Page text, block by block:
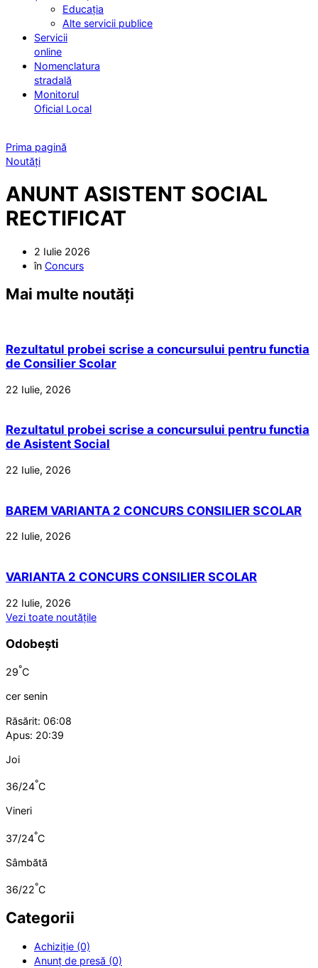
Educația
Alte servicii publice
Servicii
online
Nomenclatura
stradală
Monitorul
Oficial Local
Prima pagină
Noutăți
ANUNT ASISTENT SOCIAL
RECTIFICAT
2 Iulie 2026
în Concurs
Mai multe noutăți
Rezultatul probei scrise a concursului pentru functia
de Consilier Scolar
22 Iulie, 2026
Rezultatul probei scrise a concursului pentru functia
de Asistent Social
22 Iulie, 2026
BAREM VARIANTA 2 CONCURS CONSILIER SCOLAR
22 Iulie, 2026
VARIANTA 2 CONCURS CONSILIER SCOLAR
22 Iulie, 2026
Vezi toate noutățile
Odobești
29°C
cer senin
Răsărit: 06:08
Apus: 20:39
Joi
36/24°C
Vineri
37/24°C
Sâmbătă
36/22°C
Categorii
Achiziție (0)
Anunț de presă (0)